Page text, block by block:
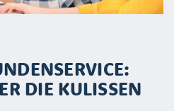
DIE KULISSEN